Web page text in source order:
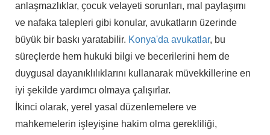
anlaşmazlıklar, çocuk velayeti sorunları, mal paylaşımı
ve nafaka talepleri gibi konular, avukatların üzerinde
büyük bir baskı yaratabilir. Konya'da avukatlar, bu
süreçlerde hem hukuki bilgi ve becerilerini hem de
duygusal dayanıklılıklarını kullanarak müvekkillerine en
iyi şekilde yardımcı olmaya çalışırlar.
İkinci olarak, yerel yasal düzenlemelere ve
mahkemelerin işleyişine hakim olma gerekliliği,